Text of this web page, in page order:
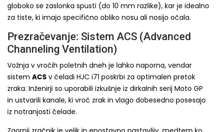
globoko se zaslonka spusti (do 10 mm razlike), kar je idealno
za tiste, ki imajo specifično obliko nosu ali nosijo očala.
Prezračevanje: Sistem ACS (Advanced
Channeling Ventilation)
Vožnja v vročih poletnih dneh je lahko naporna, vendar
sistem ACS v čeladi HJC i71 poskrbi za optimalen pretok
zraka. Inženirji so uporabili izkušnje iz dirkalnih serij Moto GP
in ustvarili kanale, ki vroč zrak in vlago dobesedno posesajo
iz notranjosti čelade.